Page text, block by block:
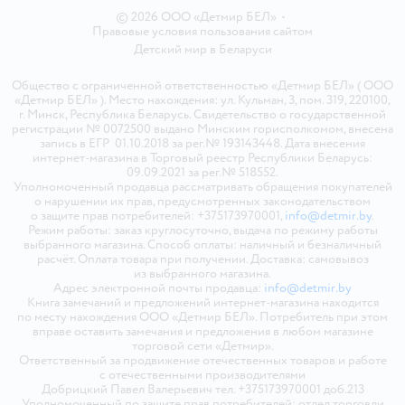
© 2026 ООО «Детмир БЕЛ» •
Правовые условия пользования сайтом
Детский мир в Беларуси
Общество с ограниченной ответственностью «Детмир БЕЛ» ( ООО
«Детмир БЕЛ» ). Место нахождения: ул. Кульман, 3, пом. 319, 220100,
г. Минск, Республика Беларусь. Свидетельство о государственной
регистрации № 0072500 выдано Минским горисполкомом, внесена
запись в ЕГР 01.10.2018 за рег.№ 193143448. Дата внесения
интернет-магазина в Торговый реестр Республики Беларусь:
09.09.2021 за рег.№ 518552.
Уполномоченный продавца рассматривать обращения покупателей
о нарушении их прав, предусмотренных законодательством
о защите прав потребителей: +375173970001, info@detmir.by.
Режим работы: заказ круглосуточно, выдача по режиму работы
выбранного магазина. Способ оплаты: наличный и безналичный
расчёт. Оплата товара при получении. Доставка: самовывоз
из выбранного магазина.
Адрес электронной почты продавца: info@detmir.by
Книга замечаний и предложений интернет-магазина находится
по месту нахождения ООО «Детмир БЕЛ». Потребитель при этом
вправе оставить замечания и предложения в любом магазине
торговой сети «Детмир».
Ответственный за продвижение отечественных товаров и работе
с отечественными производителями
Добрицкий Павел Валерьевич тел. +375173970001 доб.213